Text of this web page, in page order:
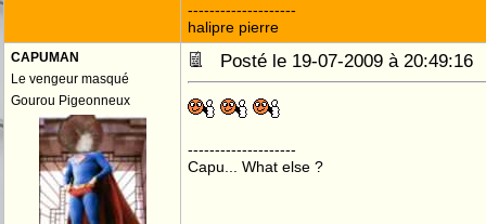
--------------------
halipre pierre
CAPUMAN
Le vengeur masqué
Gourou Pigeonneux
Posté le 19-07-2009 à
--------------------
Capu... What else ?